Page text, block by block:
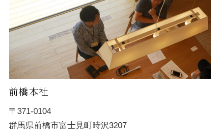
前橋本社
〒371-0104
群馬県前橋市富士見町時沢3207